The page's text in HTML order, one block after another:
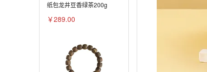
纸包龙井豆香绿茶200g
￥289.00